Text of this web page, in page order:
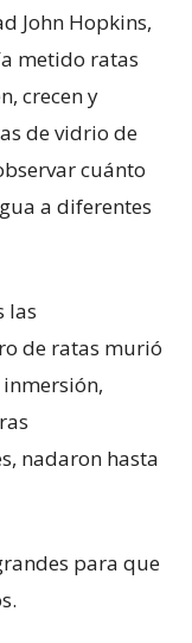
John Hopkins,
metido ratas
crecen y
de vidrio de
cuánto
a diferentes
las
de ratas murió
nadaron hasta
para que